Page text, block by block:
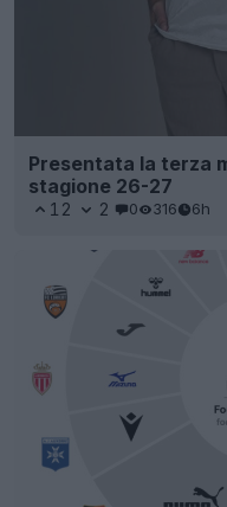
Presentata la terza
stagione 26-27
12 2 0 316 6h